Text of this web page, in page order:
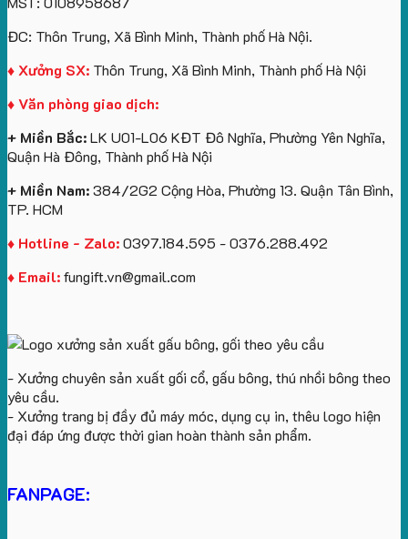
Công
Ty
Lữ
lớn
logo
Trung
số
lượng
lớn
theo
cầu
giấy
logo
ĐC: Thôn Trung, Xã Bình Minh, Thành phố Hà Nội.
♦ Xưởng SX: Thôn Trung, Xã Bình Minh, Thành phố Hà Nội
♦ Văn phòng giao dịch:
+ Miền Bắc:LK U01-L06 KĐT Đô Nghĩa, Phường Yên Nghĩa,
Quận Hà Đông, Thành phố Hà Nội
+ Miền Nam:384/2G2 Cộng Hòa, Phường 13. Quận Tân Bình,
TP. HCM
♦ Hotline - Zalo:0397.184.595 - 0376.288.492
♦ Email:fungift.vn@gmail.com
- Xưởng chuyên sản xuất gối cổ, gấu bông, thú nhồi bông theo
yêu cầu.
- Xưởng trang bị đầy đủ máy móc, dụng cụ in, thêu logo hiện
đại đáp ứng được thời gian hoàn thành sản phẩm.
FANPAGE: